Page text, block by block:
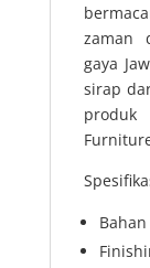
zaman
gaya
sirap